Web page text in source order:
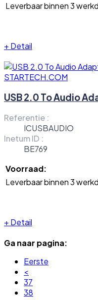
Leverbaar binnen 3
+ Detail
STARTECH.COM
USB 2.0 To Audio
Referentie :
ICUSBAUDIO
Inetum ID :
BE769
Voorraad:
Leverbaar binnen 3
+ Detail
Ga naar pagina:
Eerste
<
37
38